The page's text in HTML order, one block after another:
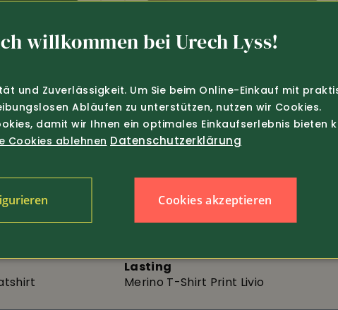
verstellbar am Bund und Armabschlüssen
100% Polyester, 280g/m2
Lasting
Merino T-Shirt Print Livio
willkommen bei Urech Lyss!
und Zuverlässigkeit. Um Sie beim Online-Einkauf mit
Abläufen zu unterstützen, nutzen wir Cookies.
damit wir Ihnen ein optimales Einkaufserlebnis bieten
Cookies ablehnen Datenschutzerklärung
Cookies akzeptieren